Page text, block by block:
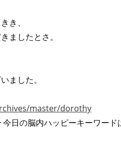
き、
ましたとさ。
ました。
master/dorothy
ッピーキーワードは 『